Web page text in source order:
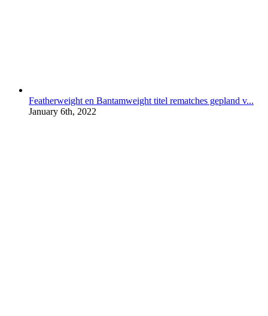
Featherweight en Bantamweight titel rematches gepland v...
January 6th, 2022